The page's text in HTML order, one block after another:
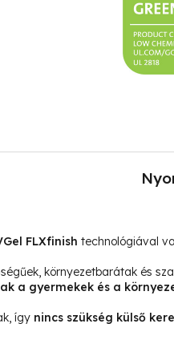
FLXfinish technológiával
környezetbarátak és
a gyermekek és a
így nincs szükség külső